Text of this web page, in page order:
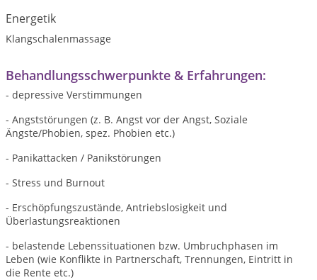
Energetik
Klangschalenmassage
Behandlungsschwerpunkte & Erfahrungen:
- depressive Verstimmungen
- Angststörungen (z. B. Angst vor der Angst, Soziale
Ängste/Phobien, spez. Phobien etc.)
- Panikattacken / Panikstörungen
- Stress und Burnout
- Erschöpfungszustände, Antriebslosigkeit und
Überlastungsreaktionen
- belastende Lebenssituationen bzw. Umbruchphasen im
Leben (wie Konflikte in Partnerschaft, Trennungen, Eintritt in
die Rente etc.)